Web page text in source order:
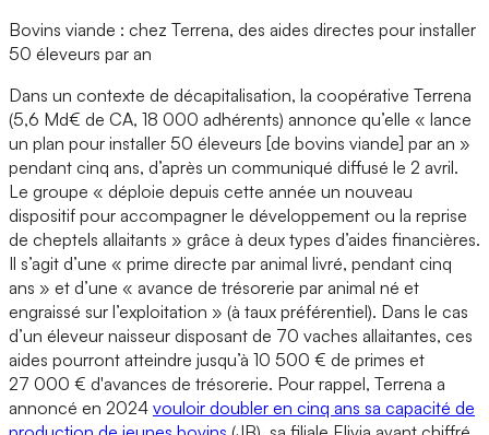
Bovins viande : chez Terrena, des aides directes pour installer
50 éleveurs par an
Dans un contexte de décapitalisation, la coopérative Terrena
(5,6 Md€ de CA, 18 000 adhérents) annonce qu’elle « lance
un plan pour installer 50 éleveurs [de bovins viande] par an »
pendant cinq ans, d’après un communiqué diffusé le 2 avril.
Le groupe « déploie depuis cette année un nouveau
dispositif pour accompagner le développement ou la reprise
de cheptels allaitants » grâce à deux types d’aides financières.
Il s’agit d’une « prime directe par animal livré, pendant cinq
ans » et d’une « avance de trésorerie par animal né et
engraissé sur l’exploitation » (à taux préférentiel). Dans le cas
d’un éleveur naisseur disposant de 70 vaches allaitantes, ces
aides pourront atteindre jusqu’à 10 500 € de primes et
27 000 € d'avances de trésorerie. Pour rappel, Terrena a
annoncé en 2024 vouloir doubler en cinq ans sa capacité de